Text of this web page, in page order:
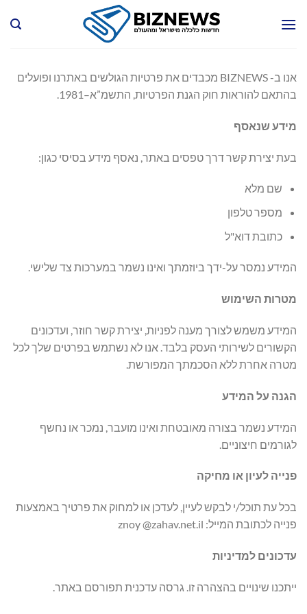
אנו ב- BIZNEWS מכבדים את פרטיות הגולשים באתרנו ופועלים
בהתאם להוראות חוק הגנת הפרטיות, התשמ”א–1981.
מידע שנאסף
בעת יצירת קשר דרך טפסים באתר, נאסף מידע בסיסי כגון:
שם מלא
מספר טלפון
כתובת דוא"ל
המידע נמסר על-ידך ביוזמתך ואינו נשמר במערכות צד שלישי.
מטרות השימוש
המידע משמש לצורך מענה לפניות, יצירת קשר חוזר, ועדכונים
הקשורים לשירותי העסק בלבד. אנו לא נשתמש בפרטים שלך לכל
מטרה אחרת ללא הסכמתך המפורשת.
הגנה על המידע
המידע נשמר בצורה מאובטחת ואינו מועבר, נמכר או נחשף
לגורמים חיצוניים.
פנייה לעיון או מחיקה
בכל עת תוכל/י לבקש לעיין, לעדכן או למחוק את פרטיך באמצעות
פנייה לכתובת המייל: znoy @zahav.net.il
עדכונים למדיניות
ייתכנו שינויים בהצהרה זו. גרסה עדכנית תפורסם באתר.